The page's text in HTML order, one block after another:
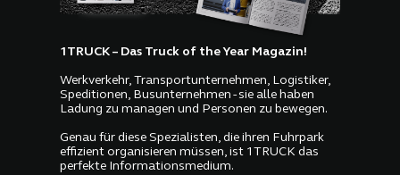
1TRUCK – Das Truck of the Year Magazin!
Werkverkehr, Transportunternehmen, Logistiker,
Speditionen, Busunternehmen - sie alle haben
Ladung zu managen und Personen zu bewegen.
Genau für diese Spezialisten, die ihren Fuhrpark
effizient organisieren müssen, ist 1TRUCK das
perfekte Informationsmedium.